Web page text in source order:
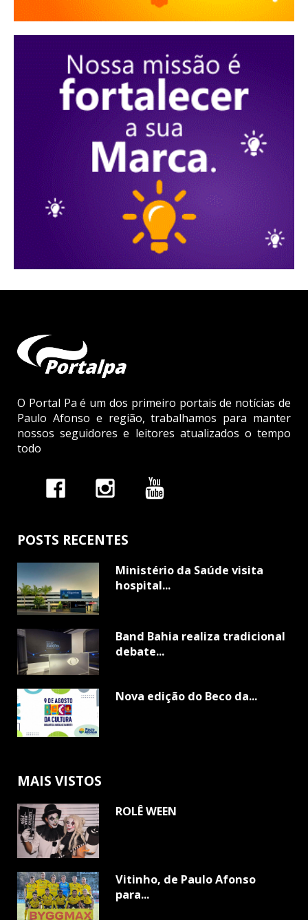
O Portal Pa é um dos primeiro portais de notícias de
Paulo Afonso e região, trabalhamos para manter
nossos seguidores e leitores atualizados o tempo
todo
POSTS RECENTES
Ministério da Saúde visita
hospital...
Band Bahia realiza tradicional
debate...
Nova edição do Beco da...
MAIS VISTOS
ROLÊ WEEN
Vitinho, de Paulo Afonso
para...